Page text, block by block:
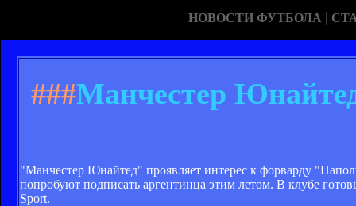
НОВОСТИ ФУТБОЛА |
###Манчестер
"Манчестер Юнайтед" проявляет интерес к форварду
попробуют подписать аргентинца этим летом. В клубе
Sport.